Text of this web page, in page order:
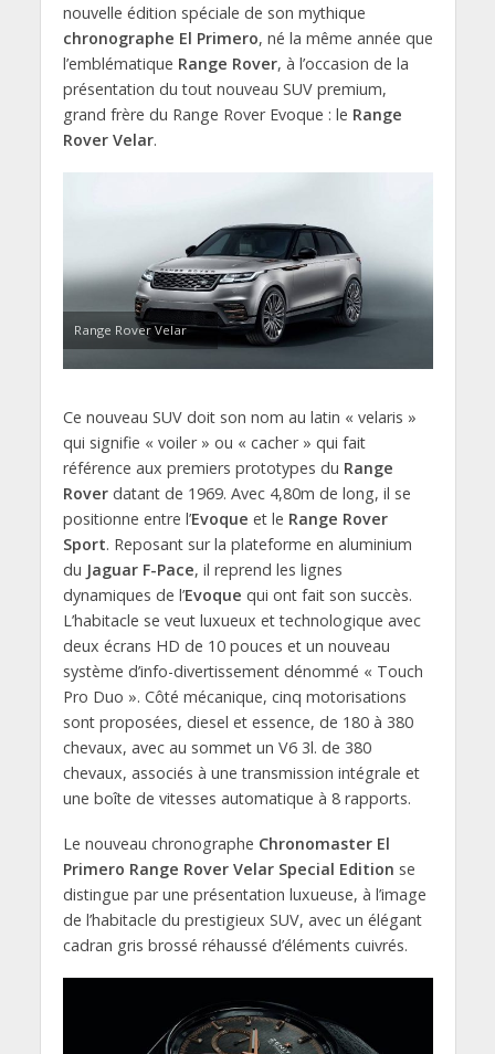
nouvelle édition spéciale de son mythique
chronographe El Primero, né la même année que
l’emblématique Range Rover, à l’occasion de la
présentation du tout nouveau SUV premium,
grand frère du Range Rover Evoque : le Range
Rover Velar.
Range Rover Velar
Ce nouveau SUV doit son nom au latin « velaris »
qui signifie « voiler » ou « cacher » qui fait
référence aux premiers prototypes du Range
Roverdatant de 1969. Avec 4,80m de long, il se
positionne entre l’Evoque et le Range Rover
Sport. Reposant sur la plateforme en aluminium
du Jaguar F-Pace, il reprend les lignes
dynamiques de l’Evoque qui ont fait son succès.
L’habitacle se veut luxueux et technologique avec
deux écrans HD de 10 pouces et un nouveau
système d’info-divertissement dénommé « Touch
Pro Duo ». Côté mécanique, cinq motorisations
sont proposées, diesel et essence, de 180 à 380
chevaux, avec au sommet un V6 3l. de 380
chevaux, associés à une transmission intégrale et
une boîte de vitesses automatique à 8 rapports.
Le nouveau chronographe Chronomaster El
Primero Range Rover Velar Special Edition se
distingue par une présentation luxueuse, à l’image
de l’habitacle du prestigieux SUV, avec un élégant
cadran gris brossé réhaussé d’éléments cuivrés.